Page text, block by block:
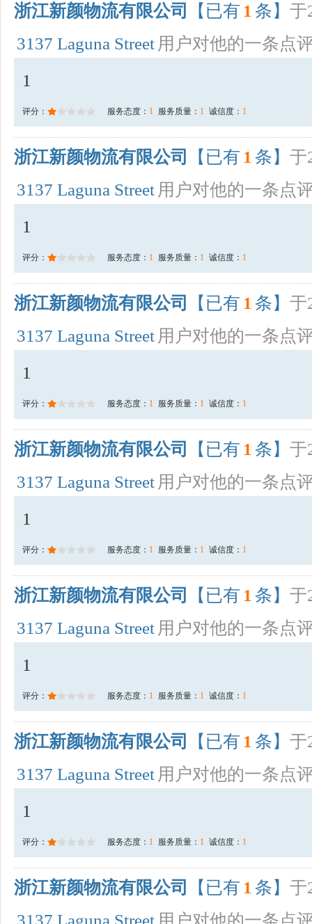
浙江新颜物流有限公司 【已有 1 条】 于
3137 Laguna Street 用户对他的一条点
1
评分： 服务态度： 1 服务质量： 1 诚信度： 1
浙江新颜物流有限公司 【已有 1 条】 于
3137 Laguna Street 用户对他的一条点
1
评分： 服务态度： 1 服务质量： 1 诚信度： 1
浙江新颜物流有限公司 【已有 1 条】 于
3137 Laguna Street 用户对他的一条点
1
评分： 服务态度： 1 服务质量： 1 诚信度： 1
浙江新颜物流有限公司 【已有 1 条】 于
3137 Laguna Street 用户对他的一条点
1
评分： 服务态度： 1 服务质量： 1 诚信度： 1
浙江新颜物流有限公司 【已有 1 条】 于
3137 Laguna Street 用户对他的一条点
1
评分： 服务态度： 1 服务质量： 1 诚信度： 1
浙江新颜物流有限公司 【已有 1 条】 于
3137 Laguna Street 用户对他的一条点
1
评分： 服务态度： 1 服务质量： 1 诚信度： 1
浙江新颜物流有限公司 【已有 1 条】 于
3137 Laguna Street 用户对他的一条点